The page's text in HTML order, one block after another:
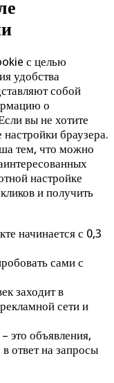
с целью
удобства
собой
о
вы не хотите
браузера.
тем, что можно
настройке
и получить
начинается с 0,3
сами с
заходит в
сети и
это объявления,
ответ на запросы